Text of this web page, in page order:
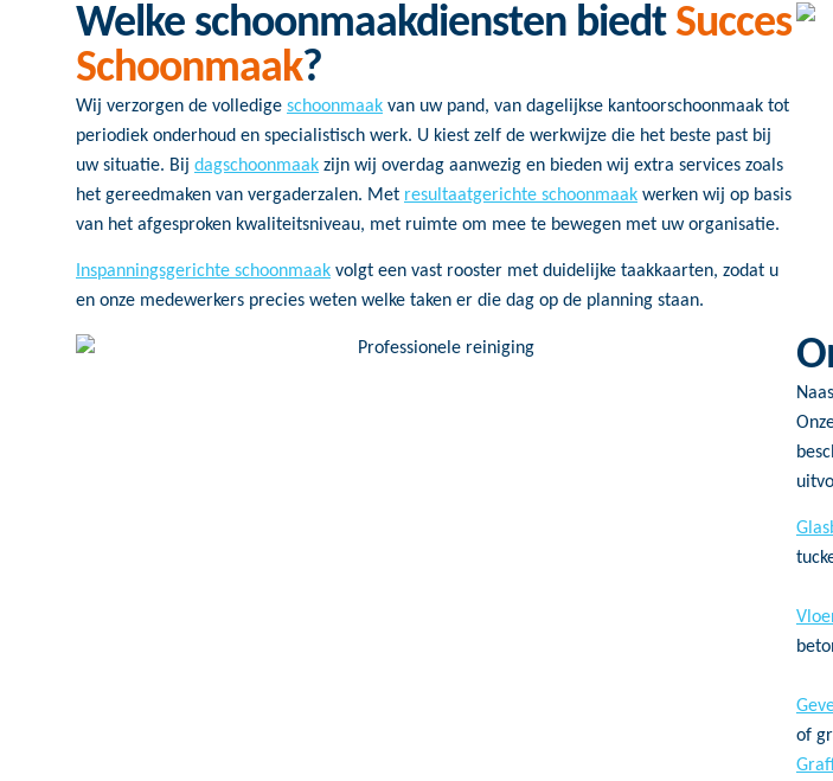
Welke schoonmaakdiensten biedt Succes
Schoonmaak?
Wij verzorgen de volledige schoonmaak van uw pand, van dagelijkse kantoorschoonmaak tot
periodiek onderhoud en specialistisch werk. U kiest zelf de werkwijze die het beste past bij
uw situatie. Bij dagschoonmaak zijn wij overdag aanwezig en bieden wij extra services zoals
het gereedmaken van vergaderzalen. Met resultaatgerichte schoonmaak werken wij op basis
van het afgesproken kwaliteitsniveau, met ruimte om mee te bewegen met uw organisatie.
Inspanningsgerichte schoonmaak volgt een vast rooster met duidelijke taakkaarten, zodat u
en onze medewerkers precies weten welke taken er die dag op de planning staan.
of